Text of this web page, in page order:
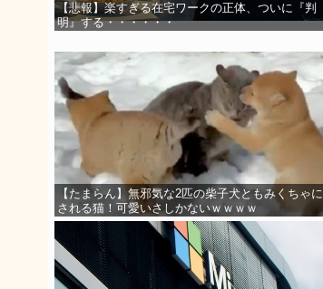
【悲報】楽すぎる在宅ワークの正体、ついに『判
明』する・・・・・・
【たまらん】無邪気な2匹の柴子犬ともみくちゃに
される猫！可愛いさしかないｗｗｗｗ